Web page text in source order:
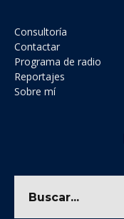
Consultoría
Contactar
Programa de radio
Reportajes
Sobre mí